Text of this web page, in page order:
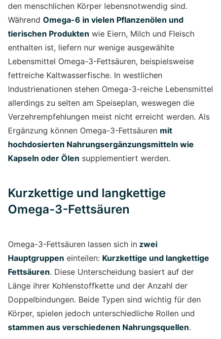
den menschlichen Körper lebensnotwendig sind.
Während Omega-6 in vielen Pflanzenölen und
tierischen Produkten wie Eiern, Milch und Fleisch
enthalten ist, liefern nur wenige ausgewählte
Lebensmittel Omega-3-Fettsäuren, beispielsweise
fettreiche Kaltwasserfische. In westlichen
Industrienationen stehen Omega-3-reiche Lebensmittel
allerdings zu selten am Speiseplan, weswegen die
Verzehrempfehlungen meist nicht erreicht werden. Als
Ergänzung können Omega-3-Fettsäuren mit
hochdosierten Nahrungsergänzungsmitteln wie
Kapseln oder Ölen supplementiert werden.
Kurzkettige und langkettige
Omega-3-Fettsäuren
Omega-3-Fettsäuren lassen sich in zwei
Hauptgruppen einteilen: Kurzkettige und langkettige
Fettsäuren. Diese Unterscheidung basiert auf der
Länge ihrer Kohlenstoffkette und der Anzahl der
Doppelbindungen. Beide Typen sind wichtig für den
Körper, spielen jedoch unterschiedliche Rollen und
stammen aus verschiedenen Nahrungsquellen.